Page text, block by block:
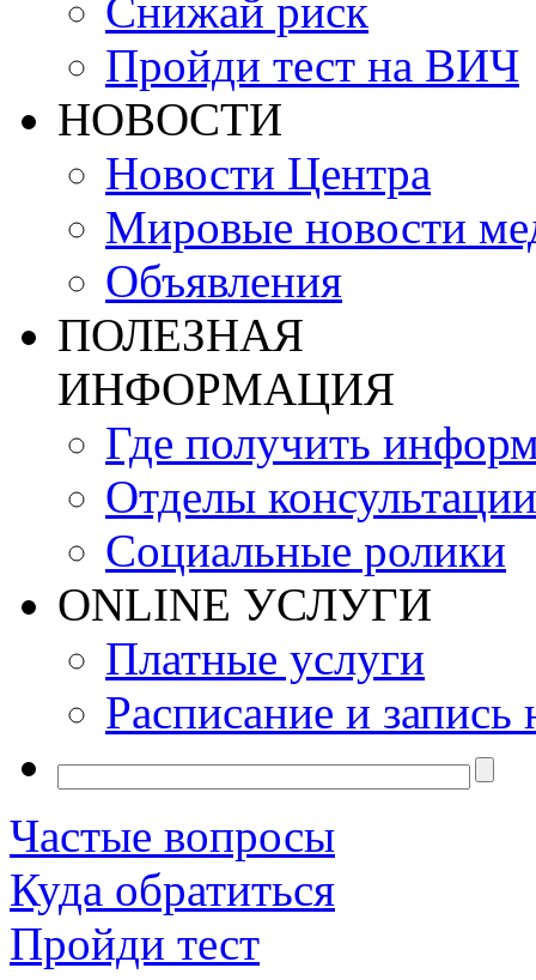
Снижай риск
Пройди тест на ВИЧ
НОВОСТИ
Новости Центра
Мировые новости
Объявления
ПОЛЕЗНАЯ
ИНФОРМАЦИЯ
Где получить
Отделы консультации
Социальные ролики
ONLINE УСЛУГИ
Платные услуги
Расписание и запись
Частые вопросы
Куда обратиться
Пройди тест